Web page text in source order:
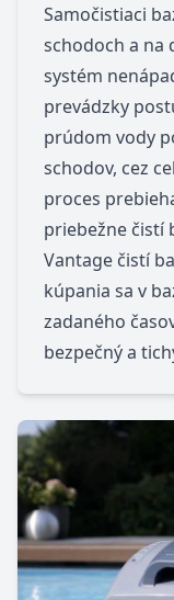
Samočistiaci
schodoch a na
systém
prevádzky
prúdom vody
schodov, cez
proces
priebežne čistí
Vantage čistí
kúpania sa v
zadaného
bezpečný a